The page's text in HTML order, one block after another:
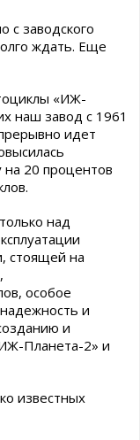
с заводского
ждать. Еще
«ИЖ-
наш завод с 1961
идет
20 процентов
над
стоящей на
особое
и
и
Планета-2» и
известных